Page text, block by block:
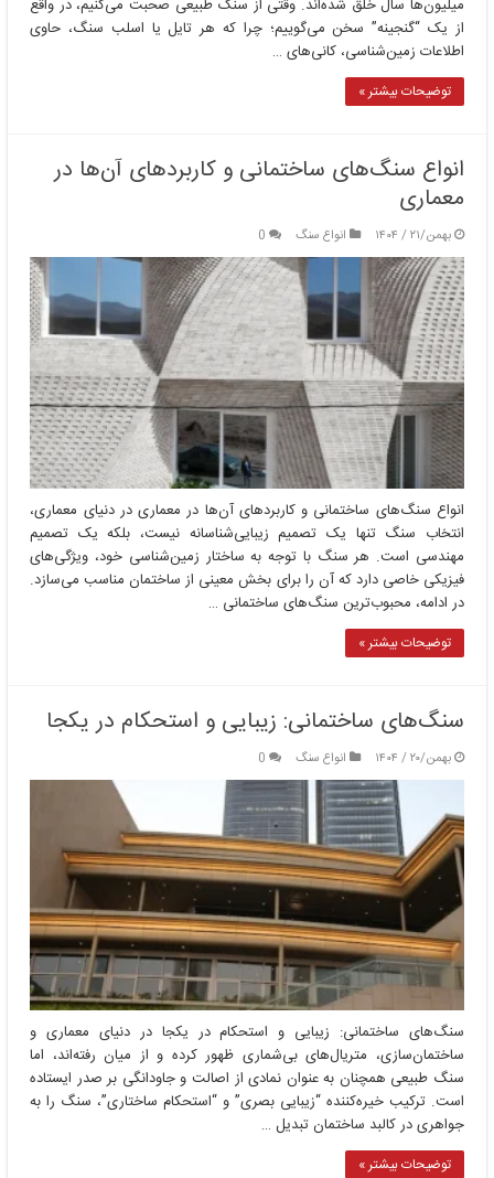
میلیون‌ها سال خلق شده‌اند. وقتی از سنگ طبیعی صحبت می‌کنیم، در واقع
از یک “گنجینه” سخن می‌گوییم؛ چرا که هر تایل یا اسلب سنگ، حاوی
اطلاعات زمین‌شناسی، کانی‌های …
توضیحات بیشتر »
انواع سنگ‌های ساختمانی و کاربردهای آن‌ها در
معماری
بهمن/۲۱ / ۱۴۰۴ انواع سنگ 0
انواع سنگ‌های ساختمانی و کاربردهای آن‌ها در معماری در دنیای معماری،
انتخاب سنگ تنها یک تصمیم زیبایی‌شناسانه نیست، بلکه یک تصمیم
مهندسی است. هر سنگ با توجه به ساختار زمین‌شناسی خود، ویژگی‌های
فیزیکی خاصی دارد که آن را برای بخش معینی از ساختمان مناسب می‌سازد.
در ادامه، محبوب‌ترین سنگ‌های ساختمانی …
توضیحات بیشتر »
سنگ‌های ساختمانی: زیبایی و استحکام در یکجا
بهمن/۲۰ / ۱۴۰۴ انواع سنگ 0
سنگ‌های ساختمانی: زیبایی و استحکام در یکجا در دنیای معماری و
ساختمان‌سازی، متریال‌های بی‌شماری ظهور کرده و از میان رفته‌اند، اما
سنگ طبیعی همچنان به عنوان نمادی از اصالت و جاودانگی بر صدر ایستاده
است. ترکیب خیره‌کننده “زیبایی بصری” و “استحکام ساختاری”، سنگ را به
جواهری در کالبد ساختمان تبدیل …
توضیحات بیشتر »